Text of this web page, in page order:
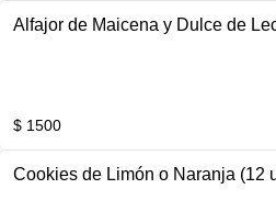
Alfajor de Maicena y Dulce de
$ 1500
Cookies de Limón o Naranja (12